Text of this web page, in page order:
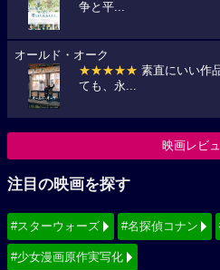
争と平...
オールド・オーク
★★★★★ 素直にいい作
ても、永...
映画レビ
注目の映画を探す
#スターウォーズ #名探偵コナン
#少女漫画原作実写化